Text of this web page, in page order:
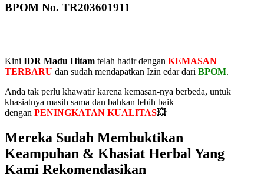
BPOM No. TR203601911
Kini IDR Madu Hitam telah hadir dengan KEMASAN
TERBARU dan sudah mendapatkan Izin edar dari BPOM.
Anda tak perlu khawatir karena kemasan-nya berbeda, untuk
khasiatnya masih sama dan bahkan lebih baik
dengan PENINGKATAN KUALITAS💥
Mereka Sudah Membuktikan
Keampuhan & Khasiat Herbal Yang
Kami Rekomendasikan